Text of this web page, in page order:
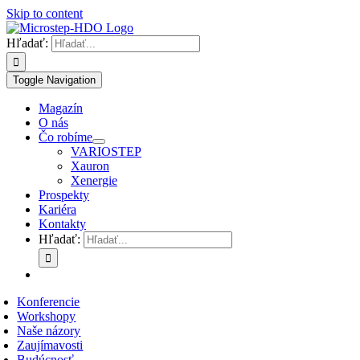
Skip to content
Hľadať:
Toggle Navigation
Magazín
O nás
Čo robíme
VARIOSTEP
Xauron
Xenergie
Prospekty
Kariéra
Kontakty
Hľadať:
Konferencie
Workshopy
Naše názory
Zaujímavosti